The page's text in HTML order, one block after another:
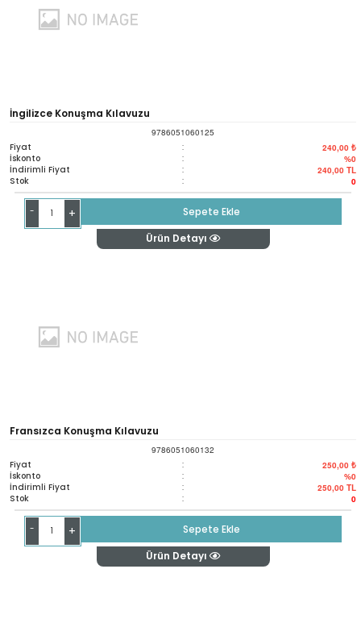
İngilizce Konuşma Kılavuzu
9786051060125
Fiyat : 240,00 ₺
İskonto : %0
İndirimli Fiyat : 240,00 TL
Stok : 0
- +
Sepete Ekle
Ürün Detayı
Fransızca Konuşma Kılavuzu
9786051060132
Fiyat : 250,00 ₺
İskonto : %0
İndirimli Fiyat : 250,00 TL
Stok : 0
- +
Sepete Ekle
Ürün Detayı